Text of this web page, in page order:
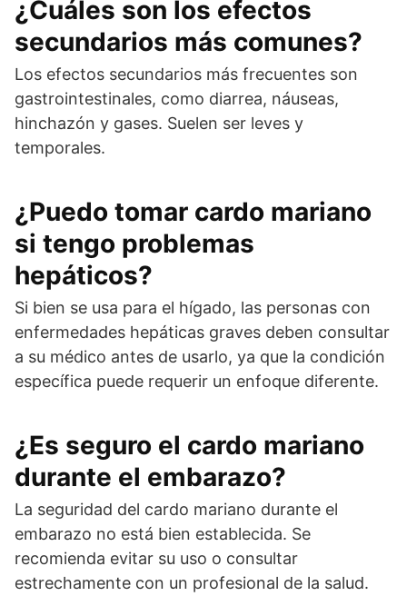
¿Cuáles son los efectos
secundarios más comunes?
Los efectos secundarios más frecuentes son
gastrointestinales, como diarrea, náuseas,
hinchazón y gases. Suelen ser leves y
temporales.
¿Puedo tomar cardo mariano
si tengo problemas
hepáticos?
Si bien se usa para el hígado, las personas con
enfermedades hepáticas graves deben consultar
a su médico antes de usarlo, ya que la condición
específica puede requerir un enfoque diferente.
¿Es seguro el cardo mariano
durante el embarazo?
La seguridad del cardo mariano durante el
embarazo no está bien establecida. Se
recomienda evitar su uso o consultar
estrechamente con un profesional de la salud.